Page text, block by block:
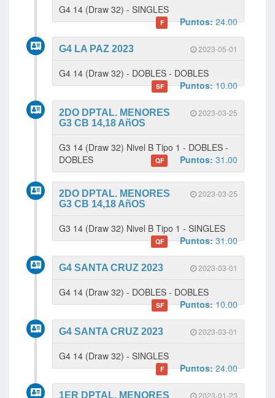
G4 14 (Draw 32) - SINGLES
F Puntos:24.00
2023-05-01
G4 LA PAZ 2023
G4 14 (Draw 32) - DOBLES - DOBLES
SF Puntos:10.00
2023-03-25
2DO DPTAL. MENORES
G3 CB 14,18 AñOS
G3 14 (Draw 32) Nivel B Tipo 1 - DOBLES -
DOBLES
QF Puntos: 31.00
2023-03-25
2DO DPTAL. MENORES
G3 CB 14,18 AñOS
G3 14 (Draw 32) Nivel B Tipo 1 - SINGLES
QF Puntos:31.00
2023-03-01
G4 SANTA CRUZ 2023
G4 14 (Draw 32) - DOBLES - DOBLES
SF Puntos:10.00
2023-03-01
G4 SANTA CRUZ 2023
G4 14 (Draw 32) - SINGLES
F Puntos:24.00
2023-01-23
1ER DPTAL. MENORES